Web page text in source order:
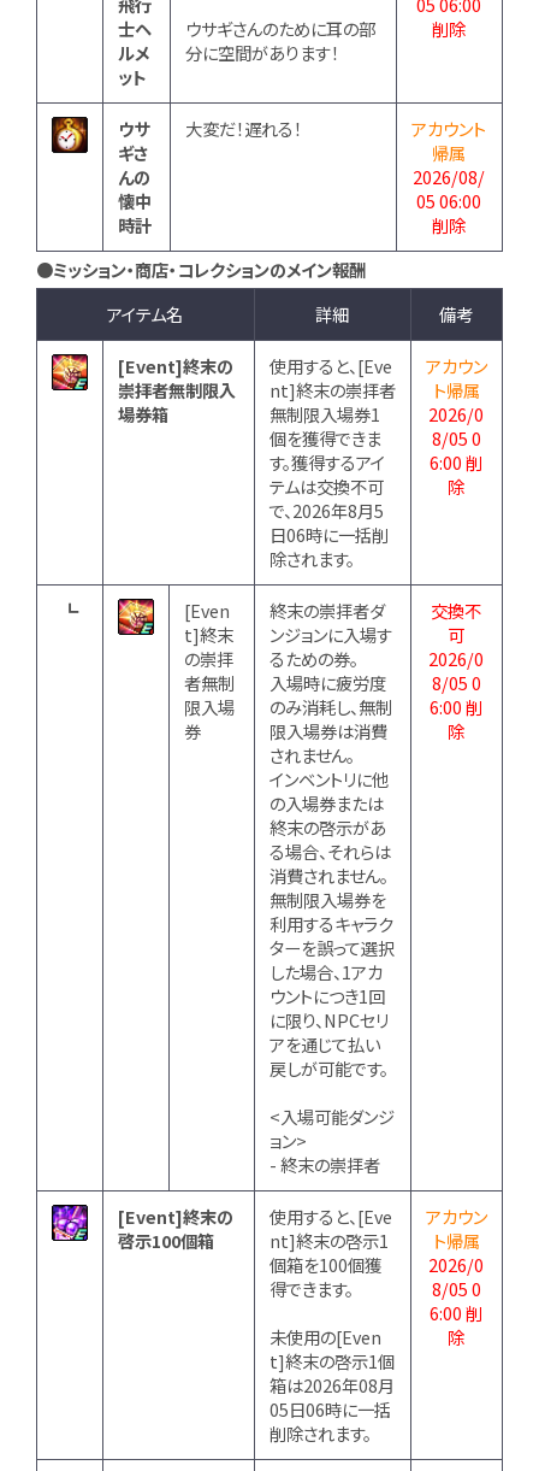
士ヘ
ルメ
ット
ウサギさんのために耳の部
分に空間があります！
削除
ウサ
ギさ
んの
懐中
時計
大変だ！遅れる！
アカウント
帰属
2026/08/
05 06:00
削除
●ミッション・商店・コレクションのメイン報酬
アイテム名
詳細 備考
[Event]終末の
崇拝者無制限入
場券箱
使用すると、[Eve
nt]終末の崇拝者
無制限入場券1
個を獲得できま
す。獲得するアイ
テムは交換不可
で、2026年8月5
日06時に一括削
除されます。
アカウン
ト帰属
2026/0
8/05 0
6:00 削
除
┗
[Even
t]終末
の崇拝
者無制
限入場
券
終末の崇拝者ダ
ンジョンに入場す
るための券。
入場時に疲労度
のみ消耗し、無制
限入場券は消費
されません。
インベントリに他
の入場券または
終末の啓示があ
る場合、それらは
消費されません。
無制限入場券を
利用するキャラク
ターを誤って選択
した場合、1アカ
ウントにつき1回
に限り、NPCセリ
アを通じて払い
戻しが可能です。
<入場可能ダンジ
ョン>
- 終末の崇拝者
交換不
可
2026/0
8/05 0
6:00 削
除
[Event]終末の
啓示100個箱
使用すると、[Eve
nt]終末の啓示1
個箱を100個獲
得できます。
未使用の[Even
t]終末の啓示1個
箱は2026年08月
05日06時に一括
削除されます。
アカウン
ト帰属
2026/0
8/05 0
6:00 削
除